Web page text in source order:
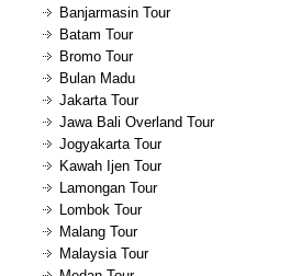
Banjarmasin Tour
Batam Tour
Bromo Tour
Bulan Madu
Jakarta Tour
Jawa Bali Overland Tour
Jogyakarta Tour
Kawah Ijen Tour
Lamongan Tour
Lombok Tour
Malang Tour
Malaysia Tour